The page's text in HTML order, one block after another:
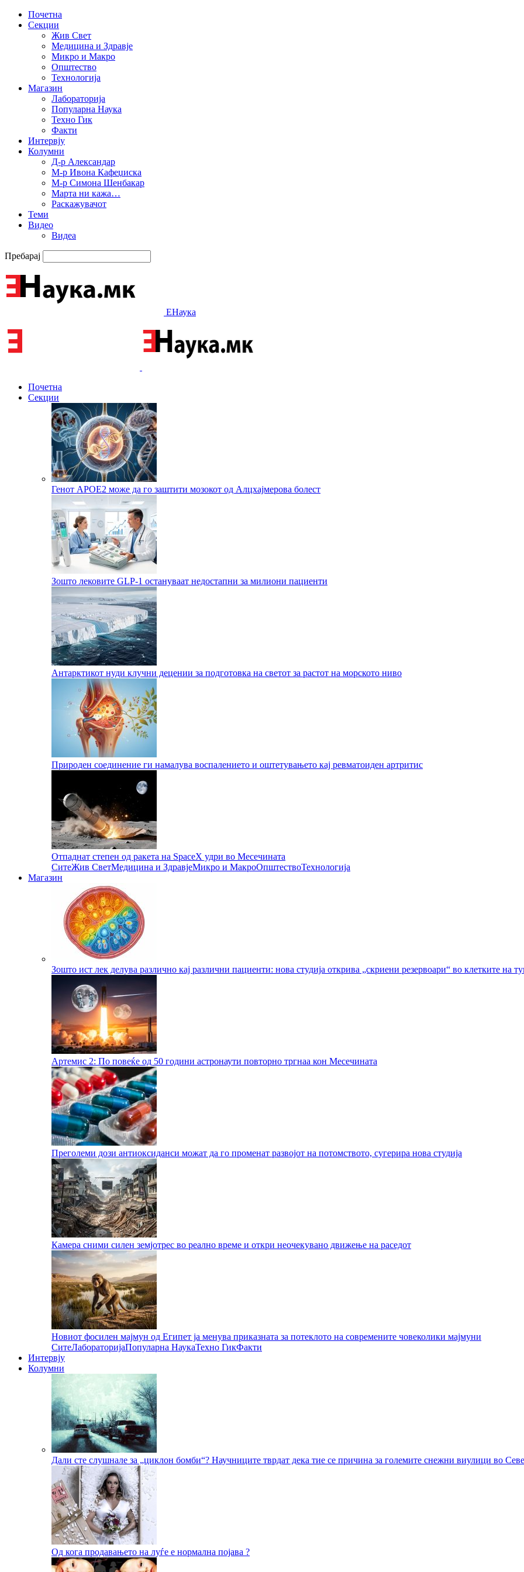
Почетна
Секции
Жив Свет
Медицина и Здравје
Микро и Макро
Општество
Технологија
Магазин
Лабораторија
Популарна Наука
Техно Гик
Факти
Интервју
Колумни
Д-р Александар
М-р Ивона Кафеџиска
М-р Симона Шенбакар
Марта ни кажа…
Раскажувачот
Теми
Видео
Видеа
Пребарај
ЕНаука
Почетна
Секции
Генот APOE2 може да го заштити мозокот од Алцхајмерова болест
Зошто лековите GLP-1 остануваат недостапни за милиони пациенти
Антарктикот нуди клучни децении за подготовка на светот за растот на морското ниво
Природен соединение ги намалува воспалението и оштетувањето кај ревматоиден артритис
Отпаднат степен од ракета на SpaceX удри во Месечината
СитеЖив СветМедицина и ЗдравјеМикро и МакроОпштествоТехнологија
Магазин
Зошто ист лек делува различно кај различни пациенти: нова студија открива „скриени резервоари“ во клетките на
Артемис 2: По повеќе од 50 години астронаути повторно тргнаа кон Месечината
Преголеми дози антиоксиданси можат да го променат развојот на потомството, сугерира нова студија
Камера сними силен земјотрес во реално време и откри неочекувано движење на раседот
Новиот фосилен мајмун од Египет ја менува приказната за потеклото на современите човеколики мајмуни
СитеЛабораторијаПопуларна НаукаТехно ГикФакти
Интервју
Колумни
Дали сте слушнале за „циклон бомби“? Научниците тврдат дека тие се причина за големите снежни виулици во
Од кога продавањето на луѓе е нормална појава ?